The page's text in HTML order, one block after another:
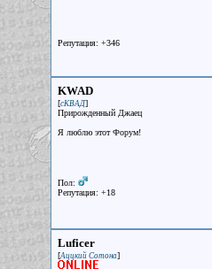
Репутация: +346
KWAD
[сКВАД]
Прирожденный Джаец
Я люблю этот Форум!
Пол:
Репутация: +18
Luficer
[Аццкий Сотона]